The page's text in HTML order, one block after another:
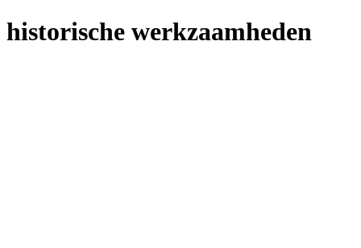
historische werkzaamheden